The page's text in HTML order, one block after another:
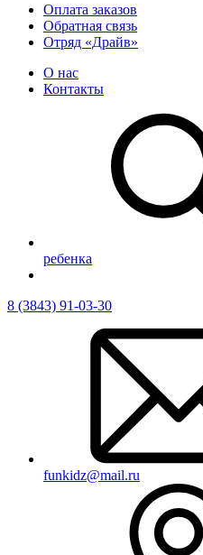
Оплата заказов
Обратная связь
Отряд «Драйв»
О нас
Контакты
ребенка
8 (3843) 91-03-30
funkidz@mail.ru